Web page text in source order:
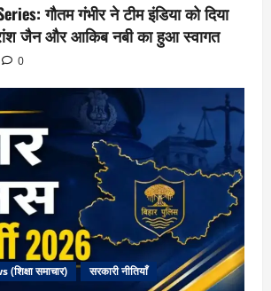
गौतम गंभीर ने टीम इंडिया को दिया
जैन और आकिब नबी का हुआ स्वागत
0
समाचार) सरकारी नीतियाँ